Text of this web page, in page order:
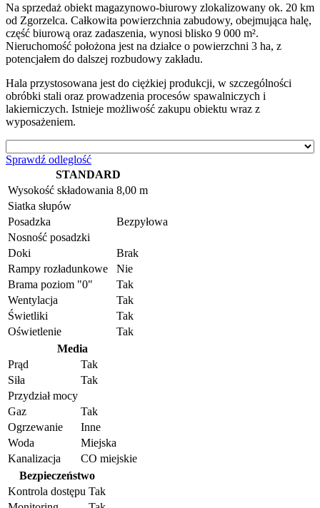
Na sprzedaż obiekt magazynowo-biurowy zlokalizowany ok. 20 km
od Zgorzelca. Całkowita powierzchnia zabudowy, obejmująca halę,
część biurową oraz zadaszenia, wynosi blisko 9 000 m².
Nieruchomość położona jest na działce o powierzchni 3 ha, z
potencjałem do dalszej rozbudowy zakładu.
Hala przystosowana jest do ciężkiej produkcji, w szczególności
obróbki stali oraz prowadzenia procesów spawalniczych i
lakierniczych. Istnieje możliwość zakupu obiektu wraz z
wyposażeniem.
Sprawdź odleglość
STANDARD
Wysokość składowania 8,00 m
Siatka słupów
Posadzka
Bezpyłowa
Nosność posadzki
Doki
Brak
Rampy rozładunkowe
Nie
Brama poziom "0"
Tak
Wentylacja
Tak
Świetliki
Tak
Oświetlenie
Tak
Media
Prąd
Tak
Siła
Tak
Przydział mocy
Gaz
Tak
Ogrzewanie
Inne
Woda
Miejska
Kanalizacja
CO miejskie
Bezpieczeństwo
Kontrola dostępu Tak